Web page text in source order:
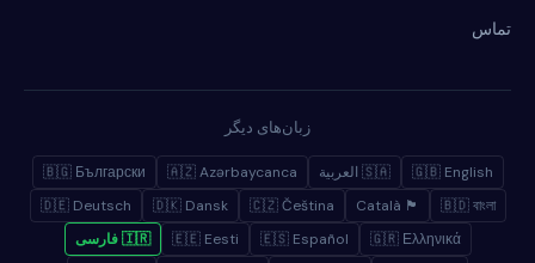
تماس
زبان‌های دیگر
🇬🇧 English 🇸🇦 العربية 🇦🇿 Azərbaycanca
🇧🇬 Български
🇧🇩 বাংলা
🏴 Català
🇨🇿 Čeština
🇩🇰 Dansk
🇩🇪 Deutsch
🇬🇷 Ελληνικά
🇪🇸 Español
🇪🇪 Eesti
🇮🇷 فارسی